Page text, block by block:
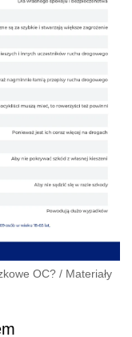
OC? / Materiały